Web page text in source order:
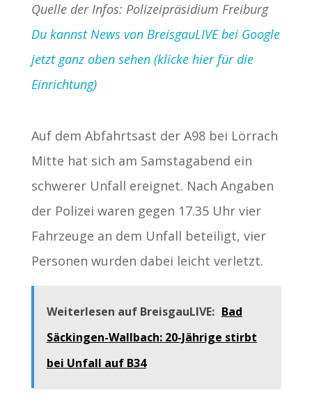
Quelle der Infos: Polizeipräsidium Freiburg
Du kannst News von BreisgauLIVE bei Google
jetzt ganz oben sehen (klicke hier für die
Einrichtung)
Auf dem Abfahrtsast der A98 bei Lörrach
Mitte hat sich am Samstagabend ein
schwerer Unfall ereignet. Nach Angaben
der Polizei waren gegen 17.35 Uhr vier
Fahrzeuge an dem Unfall beteiligt, vier
Personen wurden dabei leicht verletzt.
Weiterlesen auf BreisgauLIVE: Bad
Säckingen-Wallbach: 20-Jährige stirbt
bei Unfall auf B34